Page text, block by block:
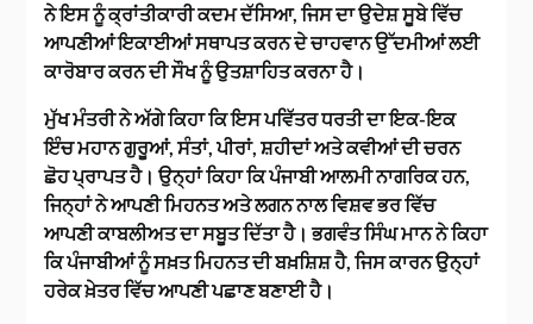
ਨੇ ਇਸ ਨੂੰ ਕ੍ਰਾਂਤੀਕਾਰੀ ਕਦਮ ਦੱਸਿਆ, ਜਿਸ ਦਾ ਉਦੇਸ਼ ਸੂਬੇ ਵਿੱਚ
ਆਪਣੀਆਂ ਇਕਾਈਆਂ ਸਥਾਪਤ ਕਰਨ ਦੇ ਚਾਹਵਾਨ ਉੱਦਮੀਆਂ ਲਈ
ਕਾਰੋਬਾਰ ਕਰਨ ਦੀ ਸੌਖ ਨੂੰ ਉਤਸ਼ਾਹਿਤ ਕਰਨਾ ਹੈ।
ਮੁੱਖ ਮੰਤਰੀ ਨੇ ਅੱਗੇ ਕਿਹਾ ਕਿ ਇਸ ਪਵਿੱਤਰ ਧਰਤੀ ਦਾ ਇਕ-ਇਕ
ਇੰਚ ਮਹਾਨ ਗੁਰੂਆਂ, ਸੰਤਾਂ, ਪੀਰਾਂ, ਸ਼ਹੀਦਾਂ ਅਤੇ ਕਵੀਆਂ ਦੀ ਚਰਨ
ਛੋਹ ਪ੍ਰਾਪਤ ਹੈ। ਉਨ੍ਹਾਂ ਕਿਹਾ ਕਿ ਪੰਜਾਬੀ ਆਲਮੀ ਨਾਗਰਿਕ ਹਨ,
ਜਿਨ੍ਹਾਂ ਨੇ ਆਪਣੀ ਮਿਹਨਤ ਅਤੇ ਲਗਨ ਨਾਲ ਵਿਸ਼ਵ ਭਰ ਵਿੱਚ
ਆਪਣੀ ਕਾਬਲੀਅਤ ਦਾ ਸਬੂਤ ਦਿੱਤਾ ਹੈ। ਭਗਵੰਤ ਸਿੰਘ ਮਾਨ ਨੇ ਕਿਹਾ
ਕਿ ਪੰਜਾਬੀਆਂ ਨੂੰ ਸਖ਼ਤ ਮਿਹਨਤ ਦੀ ਬਖ਼ਸ਼ਿਸ਼ ਹੈ, ਜਿਸ ਕਾਰਨ ਉਨ੍ਹਾਂ
ਹਰੇਕ ਖ਼ੇਤਰ ਵਿੱਚ ਆਪਣੀ ਪਛਾਣ ਬਣਾਈ ਹੈ।